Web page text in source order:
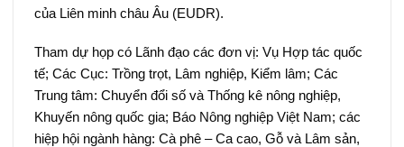
của Liên minh châu Âu (EUDR).
Tham dự họp có Lãnh đạo các đơn vị: Vụ Hợp tác quốc
tế; Các Cục: Trồng trọt, Lâm nghiệp, Kiểm lâm; Các
Trung tâm: Chuyển đổi số và Thống kê nông nghiệp,
Khuyến nông quốc gia; Báo Nông nghiệp Việt Nam; các
hiệp hội ngành hàng: Cà phê – Ca cao, Gỗ và Lâm sản,